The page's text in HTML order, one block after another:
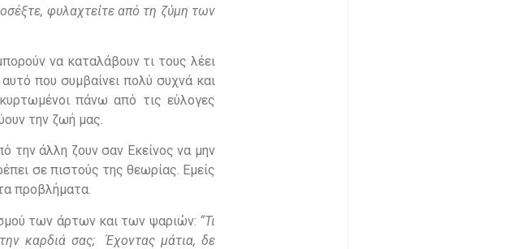
φυλαχτείτε από τη ζύμη των
να καταλάβουν τι τους λέει
που συμβαίνει πολύ συχνά και
πάνω από τις εύλογες
την ζωή μας.
την άλλη ζουν σαν Εκείνος να μην
σε πιστούς της θεωρίας. Εμείς
προβλήματα.
των άρτων και των ψαριών: “Τι
καρδιά σας; Έχοντας μάτια, δε